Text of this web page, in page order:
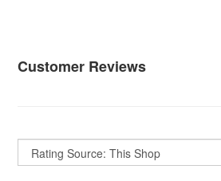
Customer Reviews